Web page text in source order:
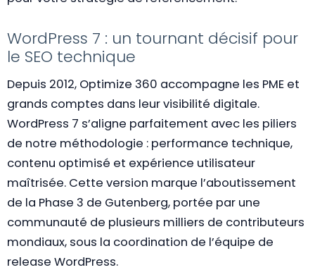
WordPress 7 : un tournant décisif pour
le SEO technique
Depuis 2012, Optimize 360 accompagne les PME et
grands comptes dans leur visibilité digitale.
WordPress 7 s’aligne parfaitement avec les piliers
de notre méthodologie : performance technique,
contenu optimisé et expérience utilisateur
maîtrisée. Cette version marque l’aboutissement
de la Phase 3 de Gutenberg, portée par une
communauté de plusieurs milliers de contributeurs
mondiaux, sous la coordination de l’équipe de
release WordPress.